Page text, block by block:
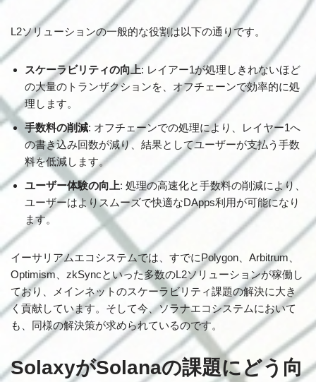
L2ソリューションの一般的な役割は以下の通りです。
スケーラビリティの向上: レイアー1が処理しきれないほど
の大量のトランザクションを、オフチェーンで効率的に処
理します。
手数料の削減: オフチェーンでの処理により、レイヤー1へ
の書き込み回数が減り、結果としてユーザーが支払う手数
料を低減します。
ユーザー体験の向上: 処理の高速化と手数料の削減により、
ユーザーはよりスムーズで快適なDApps利用が可能になり
ます。
イーサリアムエコシステムでは、すでにPolygon、Arbitrum、
Optimism、zkSyncといった多数のL2ソリューションが稼働し
ており、メインネットのスケーラビリティ課題の解決に大き
く貢献しています。そして今、ソラナエコシステムにおいて
も、同様の解決策が求められているのです。
SolaxyがSolanaの課題にどう向